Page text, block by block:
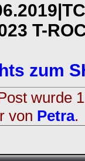
T-
zum
wurde
von Petra.